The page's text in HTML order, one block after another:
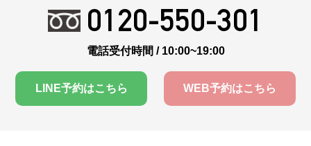
0120-550-301
電話受付時間 / 10:00~19:00
LINE予約はこちら WEB予約はこちら